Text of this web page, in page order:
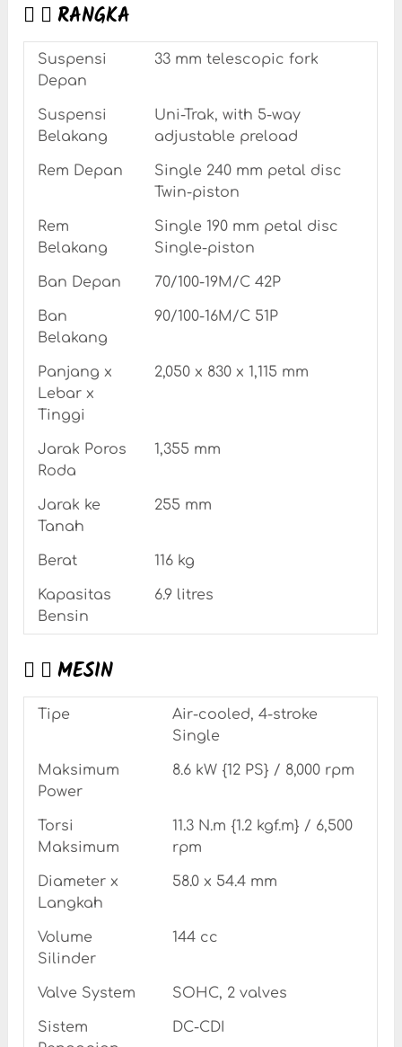
RANGKA
Suspensi
Depan
33 mm telescopic fork
Suspensi
Belakang
Uni-Trak, with 5-way
adjustable preload
Rem Depan
Single 240 mm petal disc
Twin-piston
Rem
Belakang
Single 190 mm petal disc
Single-piston
Ban Depan 70/100-19M/C 42P
Ban
Belakang
90/100-16M/C 51P
Panjang x
Lebar x
Tinggi
2,050 x 830 x 1,115 mm
Jarak Poros
Roda
1,355 mm
Jarak ke
Tanah
255 mm
Berat 116 kg
Kapasitas
Bensin
6.9 litres
MESIN
Tipe
Air-cooled, 4-stroke
Single
Maksimum
Power
8.6 kW {12 PS} / 8,000 rpm
Torsi
Maksimum
11.3 N.m {1.2 kgf.m} / 6,500
rpm
Diameter x
Langkah
58.0 x 54.4 mm
Volume
Silinder
144 cc
Valve System SOHC, 2 valves
Sistem
DC-CDI